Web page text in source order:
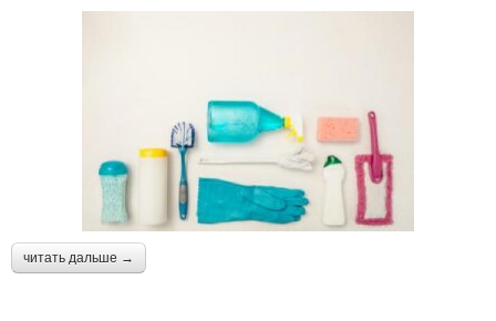
читать дальше →